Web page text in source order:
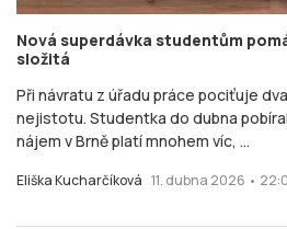
Nová superdávka studentům
složitá
Při návratu z úřadu práce pociťuje
nejistotu. Studentka do dubna
nájem v Brně platí mnohem víc, ...
Eliška Kucharčíková 11. dubna 2026 •